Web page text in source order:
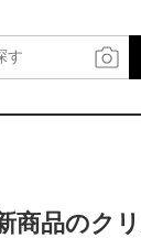
商品のク